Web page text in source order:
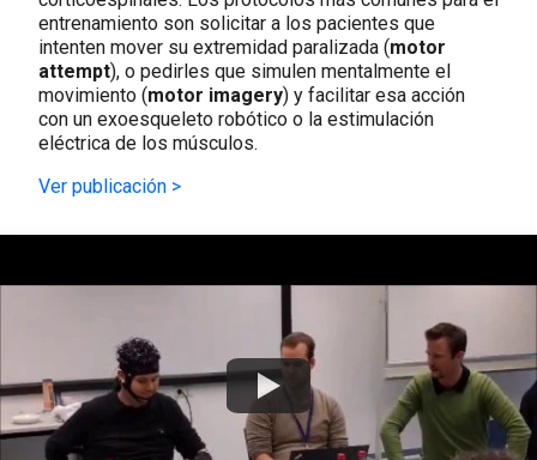
entrenamiento son solicitar a los pacientes que
intenten mover su extremidad paralizada (motor
attempt), o pedirles que simulen mentalmente el
movimiento (motor imagery) y facilitar esa acción
con un exoesqueleto robótico o la estimulación
eléctrica de los músculos.
Ver publicación >
Watch